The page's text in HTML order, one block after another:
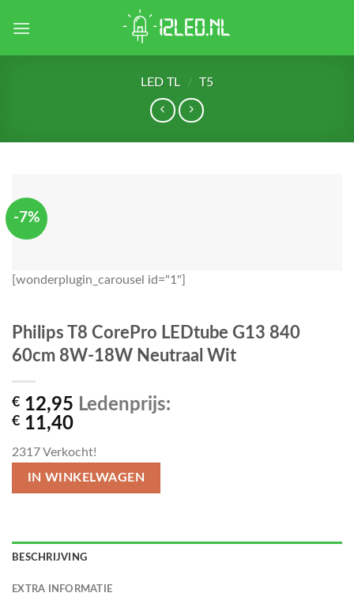
LED TL / T5
-7%
[wonderplugin_carousel id="1"]
Philips T8 CorePro LEDtube G13 840
60cm 8W-18W Neutraal Wit
€ 12,95 Ledenprijs:
€ 11,40
2317Verkocht!
IN WINKELWAGEN
BESCHRIJVING
EXTRA INFORMATIE